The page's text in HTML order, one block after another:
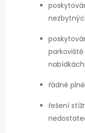
nabídkách;
řádné
řešení